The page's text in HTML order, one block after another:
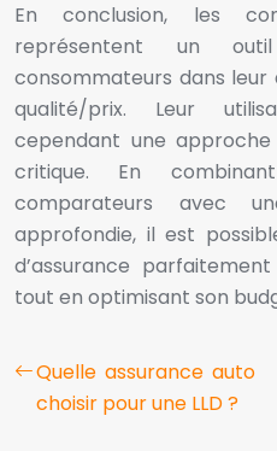
En conclusion, les
représentent un
consommateurs dans
qualité/prix. Leur
cependant une
critique. En
comparateurs avec
approfondie, il est
d’assurance
tout en optimisant son
Quelle assurance auto
choisir pour une LLD ?